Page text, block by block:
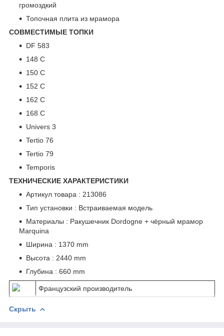
громоздкий
Топочная плита из мрамора
СОВМЕСТИМЫЕ ТОПКИ
DF 583
148 C
150 C
152 C
162 C
168 C
Univers 3
Tertio 76
Tertio 79
Temporis
ТЕХНИЧЕСКИЕ ХАРАКТЕРИСТИКИ
Артикул товара : 213086
Тип установки : Встраиваемая модель
Материалы : Ракушечник Dordogne + чёрный мрамор
Marquina
Ширина : 1370 mm
Высота : 2440 mm
Глубина : 660 mm
Французский производитель
Скрыть